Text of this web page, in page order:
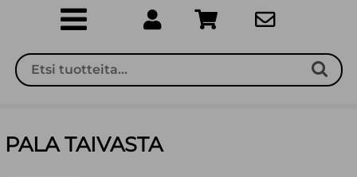
PALA TAIVASTA